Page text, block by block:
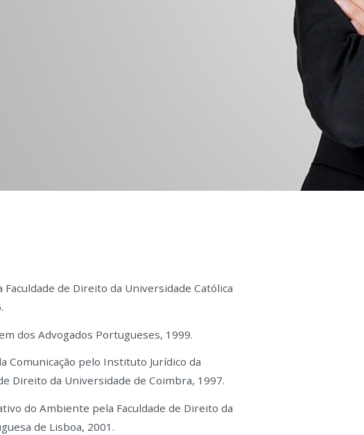
de Direito da Universidade Católica
dos Advogados Portugueses, 1999.
Comunicação pelo Instituto Jurídico da
Direito da Universidade de Coimbra, 1997.
do Ambiente pela Faculdade de Direito da
de Lisboa, 2001.